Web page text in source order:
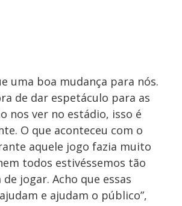
uma boa mudança para nós.
de dar espetáculo para as
nos ver no estádio, isso é
O que aconteceu com o
aquele jogo fazia muito
todos estivéssemos tão
jogar. Acho que essas
e ajudam o público”,